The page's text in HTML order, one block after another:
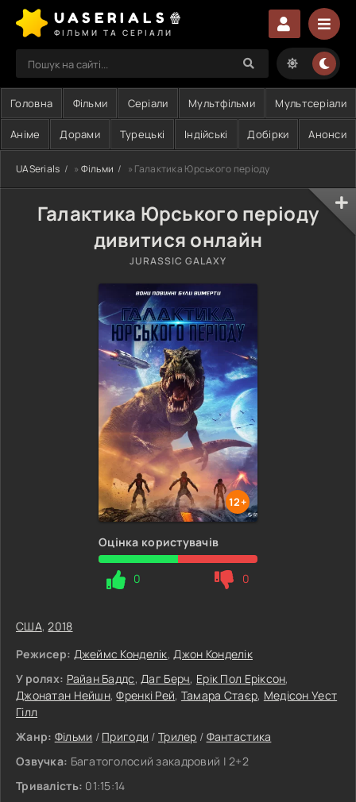
UASERIALS🍿
ФІЛЬМИ ТА СЕРІАЛИ
Головна Фільми Серіали Мультфільми Мультсеріали
Аніме Дорами Турецькі Індійські Добірки Анонси
UASerials » Фільми » Галактика Юрського періоду
Галактика Юрського періоду
дивитися онлайн
JURASSIC GALAXY
12+
Оцінка користувачів
0 0
США,2018
Режисер: Джеймс Конделік,Джон Конделік
У ролях: Райан Баддс,Даг Берч, Ерік Пол Еріксон,
Джонатан Нейшн,Френкі Рей, Тамара Стаєр, Медісон Уест
Гілл
Жанр: Фільми / Пригоди /Трилер / Фантастика
Озвучка: Багатоголосий закадровий | 2+2
Тривалість: 01:15:14